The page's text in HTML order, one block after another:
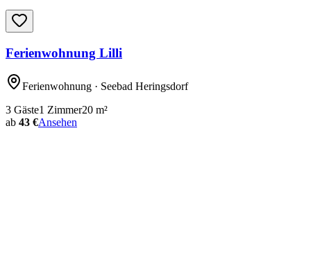
Ferienwohnung Lilli
Ferienwohnung · Seebad Heringsdorf
3 Gäste1 Zimmer20 m²
ab 43 €Ansehen